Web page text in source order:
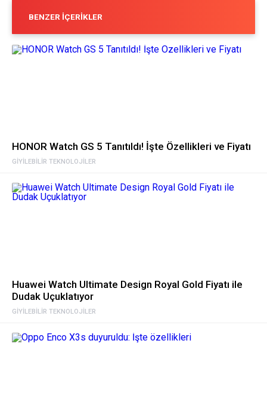
BENZER İÇERIKLER
GIYILEBILIR TEKNOLOJILER
HONOR Watch GS 5 Tanıtıldı! İşte Özellikleri ve Fiyatı
GIYILEBILIR TEKNOLOJILER
Huawei Watch Ultimate Design Royal Gold Fiyatı ile
Dudak Uçuklatıyor